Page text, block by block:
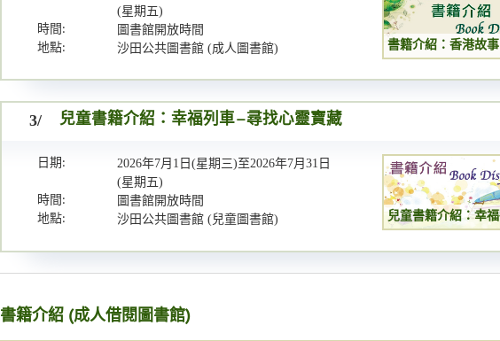
(星期五)
時間:
圖書館開放時間
地點:
沙田公共圖書館 (成人圖書館) 書籍介紹：香港故事
3/ 兒童書籍介紹：幸福列車–尋找心靈寶藏
日期:
2026年7月1日(星期三)至2026年7月31日
(星期五)
時間:
圖書館開放時間
地點:
沙田公共圖書館 (兒童圖書館)
書籍介紹 (成人借閱圖書館)